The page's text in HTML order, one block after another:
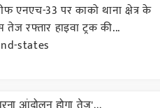
एनएच-33 पर काको थाना क्षेत्र के
रफ्तार हाइवा ट्रक की...
states